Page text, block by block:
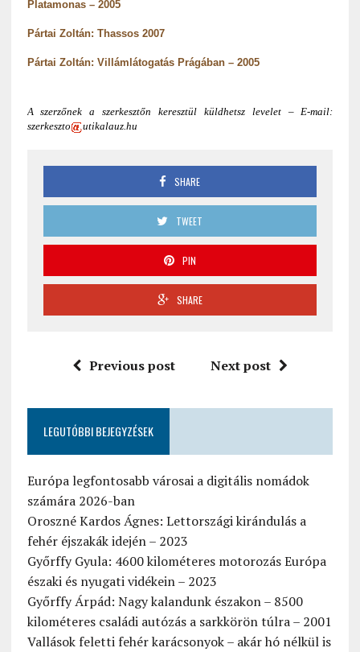
Platamonas – 2005
Pártai Zoltán: Thassos 2007
Pártai Zoltán: Villámlátogatás Prágában – 2005
A szerzőnek a szerkesztőn keresztül küldhetsz levelet – E-mail:
szerkeszto
utikalauz.hu
SHARE
TWEET
PIN
SHARE
Previous post Next post
LEGUTÓBBI BEJEGYZÉSEK
Európa legfontosabb városai a digitális nomádok
számára 2026-ban
Oroszné Kardos Ágnes: Lettországi kirándulás a
fehér éjszakák idején – 2023
Győrffy Gyula: 4600 kilométeres motorozás Európa
északi és nyugati vidékein – 2023
Győrffy Árpád: Nagy kalandunk északon – 8500
kilométeres családi autózás a sarkkörön túlra – 2001
Vallások feletti fehér karácsonyok – akár hó nélkül is